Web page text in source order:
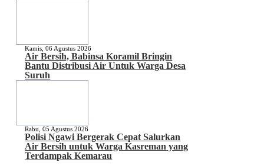
Kamis, 06 Agustus 2026
Air Bersih, Babinsa Koramil Bringin
Bantu Distribusi Air Untuk Warga Desa
Suruh
Rabu, 05 Agustus 2026
Polisi Ngawi Bergerak Cepat Salurkan
Air Bersih untuk Warga Kasreman yang
Terdampak Kemarau